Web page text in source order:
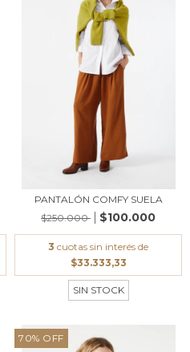
PANTALÓN COMFY SUELA
$250.000
$100.000
3 cuotas sin interés de
$33.333,33
SIN STOCK
70% OFF